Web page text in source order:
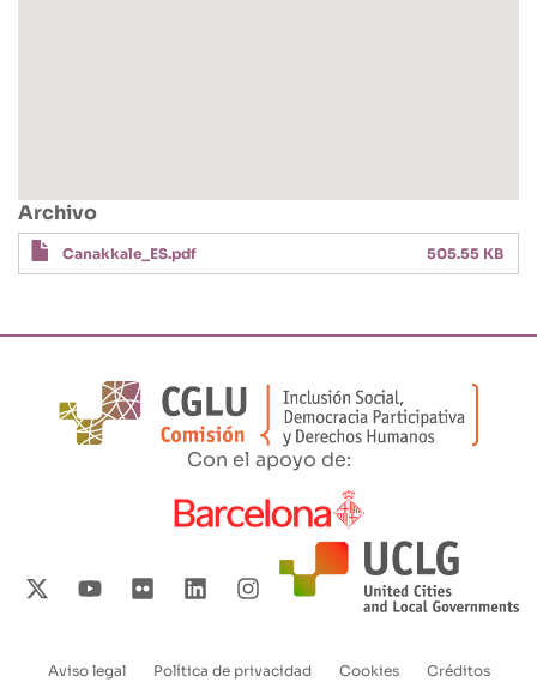
Archivo
Canakkale_ES.pdf 505.55 KB
Con el apoyo de:
Aviso legal Política de privacidad Cookies Créditos